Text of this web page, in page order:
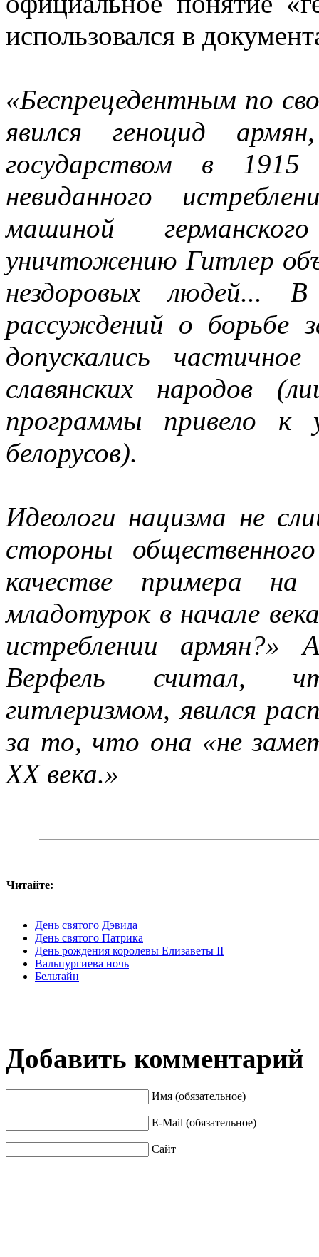
использовался в
«Беспрецедентным по
явился геноцид
государством в
невиданного
машиной
уничтожению Гитлер
нездоровых людей... В
рассуждений о борьбе
допускались
славянских народов
программы привело к
белорусов).
Идеологи нацизма не
стороны
качестве примера на
младотурок в начале
истреблении армян?»
Верфель считал,
гитлеризмом, явился
за то, что она «не
XX века.»
Читайте:
День святого Дэвида
День святого Патрика
День рождения королевы Елизаветы II
Вальпургиева ночь
Бельтайн
Добавить комментарий
Имя (обязательное)
E-Mail (обязательное)
Сайт